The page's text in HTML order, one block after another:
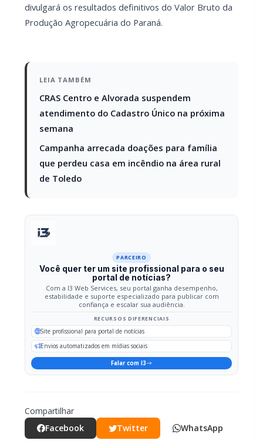
divulgará os resultados definitivos do Valor Bruto da
Produção Agropecuária do Paraná.
LEIA TAMBÉM
CRAS Centro e Alvorada suspendem
atendimento do Cadastro Único na próxima
semana
Campanha arrecada doações para família
que perdeu casa em incêndio na área rural
de Toledo
PARCEIRO
Você quer ter um site profissional para o seu
portal de notícias?
Com a I3 Web Services, seu portal ganha desempenho,
estabilidade e suporte especializado para publicar com
confiança e escalar sua audiência.
RECURSOS DIFERENCIAIS
Site profissional para portal de notícias
Envios automatizados em mídias sociais
Falar com I3
Compartilhar
Facebook
Twitter WhatsApp